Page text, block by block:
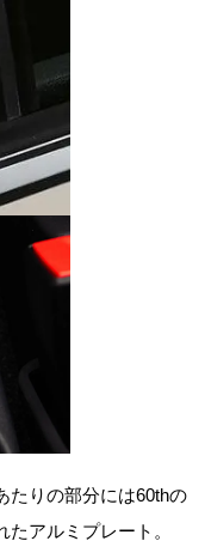
たりの部分には60thの
アルミプレート。